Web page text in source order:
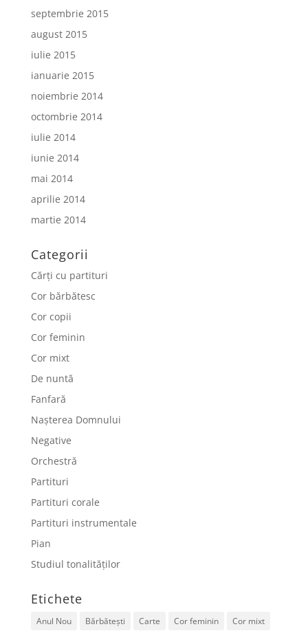
septembrie 2015
august 2015
iulie 2015
ianuarie 2015
noiembrie 2014
octombrie 2014
iulie 2014
iunie 2014
mai 2014
aprilie 2014
martie 2014
Categorii
Cărți cu partituri
Cor bărbătesc
Cor copii
Cor feminin
Cor mixt
De nuntă
Fanfară
Nașterea Domnului
Negative
Orchestră
Partituri
Partituri corale
Partituri instrumentale
Pian
Studiul tonalităților
Etichete
Anul Nou Bărbătești Carte Cor feminin Cor mixt